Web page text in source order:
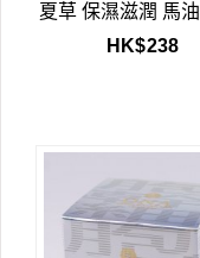
夏草 保濕滋潤 馬
HK$238